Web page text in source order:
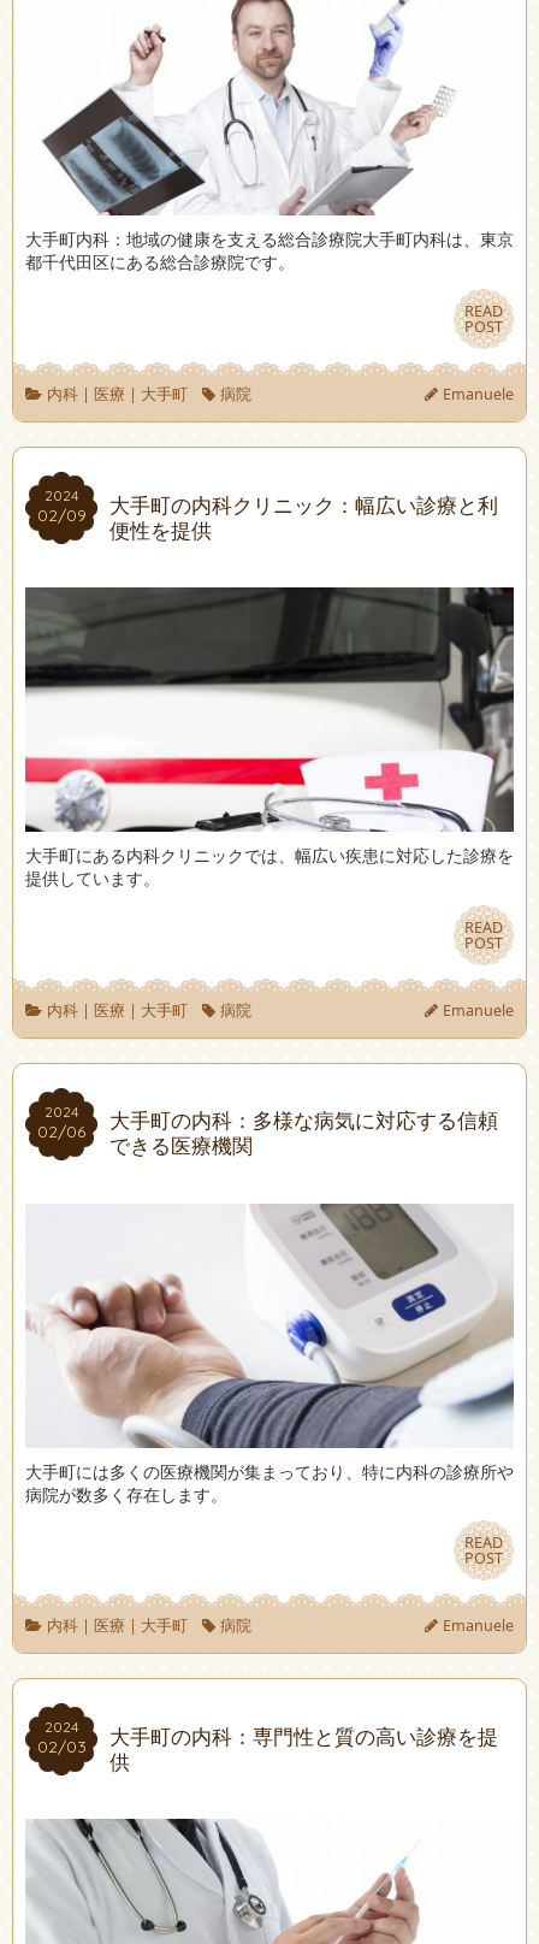
大手町内科：地域の健康を支える総合診療院大手町内科は、東京
都千代田区にある総合診療院です。
READ
POST
READ
POST
内科| 医療 | 大手町 病院 Emanuele
2024
02/09
2024
02/09
大手町の内科クリニック：幅広い診療と利
便性を提供
大手町にある内科クリニックでは、幅広い疾患に対応した診療を
提供しています。
READ
POST
READ
POST
内科| 医療 | 大手町 病院 Emanuele
2024
02/06
2024
02/06
大手町の内科：多様な病気に対応する信頼
できる医療機関
大手町には多くの医療機関が集まっており、特に内科の診療所や
病院が数多く存在します。
READ
POST
READ
POST
内科| 医療 | 大手町 病院 Emanuele
2024
02/03
2024
02/03
大手町の内科：専門性と質の高い診療を提
供